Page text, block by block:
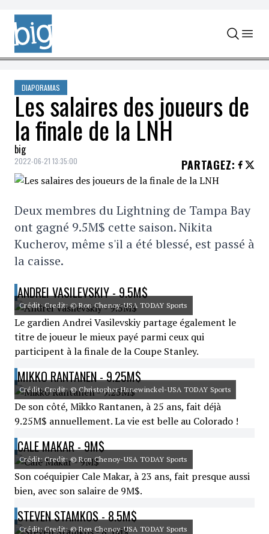
Skip to content
DIAPORAMAS
Les salaires des joueurs de
la finale de la LNH
big
2022-06-21 13:35:00 PARTAGEZ:
Deux membres du Lightning de Tampa Bay
ont gagné 9.5M$ cette saison. Nikita
Kucherov, même s'il a été blessé, est passé à
la caisse.
ANDREI VASILEVSKIY - 9.5M$
Crédit: Credit: © Ron Chenoy-USA TODAY Sports
Le gardien Andrei Vasilevskiy partage également le
titre de joueur le mieux payé parmi ceux qui
participent à la finale de la Coupe Stanley.
MIKKO RANTANEN - 9.25M$
Crédit: Credit: © Christopher Hanewinckel-USA TODAY Sports
De son côté, Mikko Rantanen, à 25 ans, fait déjà
9.25M$ annuellement. La vie est belle au Colorado !
CALE MAKAR - 9M$
Crédit: Credit: © Ron Chenoy-USA TODAY Sports
Son coéquipier Cale Makar, à 23 ans, fait presque aussi
bien, avec son salaire de 9M$.
STEVEN STAMKOS - 8.5M$
Crédit: Credit: © Ron Chenoy-USA TODAY Sports